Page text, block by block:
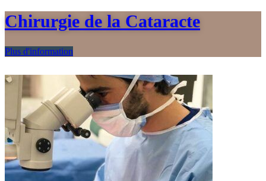
Chirurgie de la Cataracte
Plus d'information